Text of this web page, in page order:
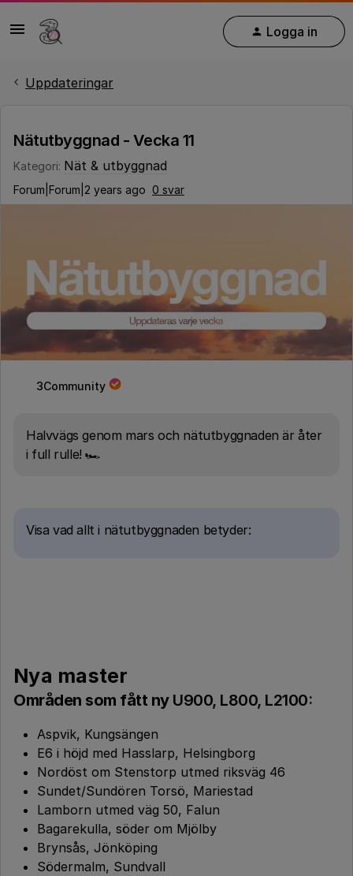
Logga in
Uppdateringar
Nätutbyggnad - Vecka 11
Kategori: Nät & utbyggnad
Forum|Forum|2 years ago 0 svar
3Community
Halvvägs genom mars och nätutbyggnaden är åter
i full rulle! 🏎
Visa vad allt i nätutbyggnaden betyder:
Nya master
Områden som fått ny U900, L800, L2100:
Aspvik, Kungsängen
E6 i höjd med Hasslarp, Helsingborg
Nordöst om Stenstorp utmed riksväg 46
Sundet/Sundören Torsö, Mariestad
Lamborn utmed väg 50, Falun
Bagarekulla, söder om Mjölby
Brynsås, Jönköping
Södermalm, Sundvall